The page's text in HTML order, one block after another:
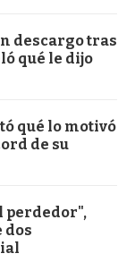
descargo tras
qué le dijo
qué lo motivó
de su
perdedor",
dos